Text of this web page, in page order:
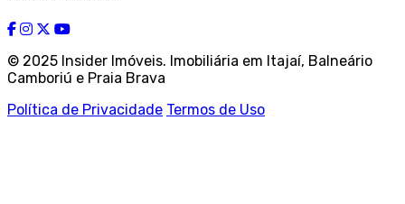
© 2025 Insider Imóveis. Imobiliária em Itajaí, Balneário
Camboriú e Praia Brava
Política de Privacidade Termos de Uso